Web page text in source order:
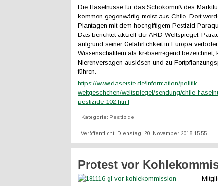
Die Haselnüsse für das Schokomuß des
kommen gegenwärtig meist aus Chile. Dort
Plantagen mit dem hochgiftigem Pestizid
Das berichtet aktuell der ARD-Weltspiegel.
aufgrund seiner Gefährlichkeit in Europa
Wissenschaftlern als krebserregend bezeichnet,
Nierenversagen auslösen und zu
führen.
https://www.daserste.de/information/politik-
weltgeschehen/weltspiegel/sendung/chile-
pestizide-102.html
Kategorie: Pestizide
Veröffentlicht: Dienstag, 20. November 2018 15:55
Protest vor